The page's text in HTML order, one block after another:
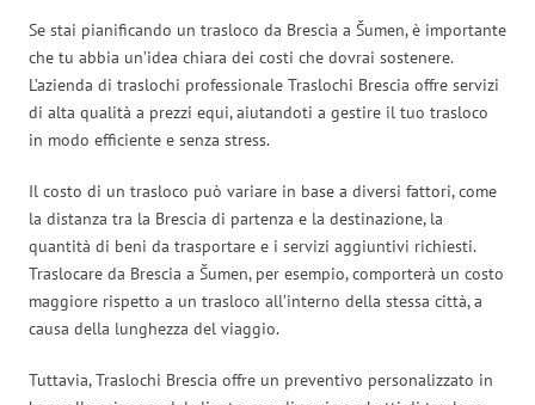
Se stai pianificando un trasloco da Brescia a Šumen, è importante
che tu abbia un’idea chiara dei costi che dovrai sostenere.
L’azienda di traslochi professionale Traslochi Brescia offre servizi
di alta qualità a prezzi equi, aiutandoti a gestire il tuo trasloco
in modo efficiente e senza stress.
Il costo di un trasloco può variare in base a diversi fattori, come
la distanza tra la Brescia di partenza e la destinazione, la
quantità di beni da trasportare e i servizi aggiuntivi richiesti.
Traslocare da Brescia a Šumen, per esempio, comporterà un costo
maggiore rispetto a un trasloco all’interno della stessa città, a
causa della lunghezza del viaggio.
Tuttavia, Traslochi Brescia offre un preventivo personalizzato in